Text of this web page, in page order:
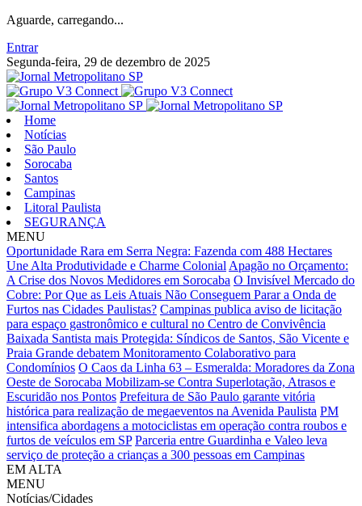
Aguarde, carregando...
Entrar
Segunda-feira, 29 de dezembro de 2025
Home
Notícias
São Paulo
Sorocaba
Santos
Campinas
Litoral Paulista
SEGURANÇA
MENU
Oportunidade Rara em Serra Negra: Fazenda com 488 Hectares
Une Alta Produtividade e Charme Colonial Apagão no Orçamento:
A Crise dos Novos Medidores em Sorocaba O Invisível Mercado do
Cobre: Por Que as Leis Atuais Não Conseguem Parar a Onda de
Furtos nas Cidades Paulistas? Campinas publica aviso de licitação
para espaço gastronômico e cultural no Centro de Convivência
Baixada Santista mais Protegida: Síndicos de Santos, São Vicente e
Praia Grande debatem Monitoramento Colaborativo para
Condomínios O Caos da Linha 63 – Esmeralda: Moradores da Zona
Oeste de Sorocaba Mobilizam-se Contra Superlotação, Atrasos e
Escuridão nos Pontos Prefeitura de São Paulo garante vitória
histórica para realização de megaeventos na Avenida Paulista PM
intensifica abordagens a motociclistas em operação contra roubos e
furtos de veículos em SP Parceria entre Guardinha e Valeo leva
serviço de proteção a crianças a 300 pessoas em Campinas
EM ALTA
MENU
Notícias/Cidades